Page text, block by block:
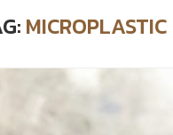
MICROPLASTIC